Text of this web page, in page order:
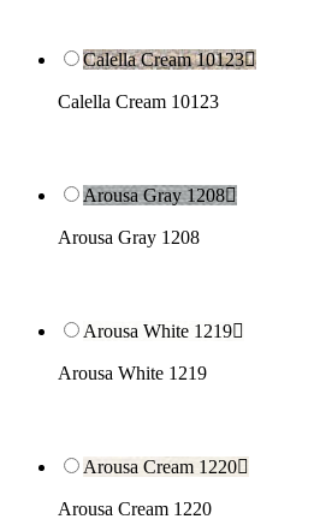
Calella Cream 10123
Calella Cream 10123
Arousa Gray 1208
Arousa Gray 1208
Arousa White 1219
Arousa White 1219
Arousa Cream 1220
Arousa Cream 1220